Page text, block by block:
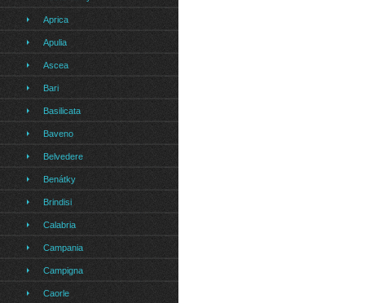
Aprica
Apulia
Ascea
Bari
Basilicata
Baveno
Belvedere
Benátky
Brindisi
Calabria
Campania
Campigna
Caorle